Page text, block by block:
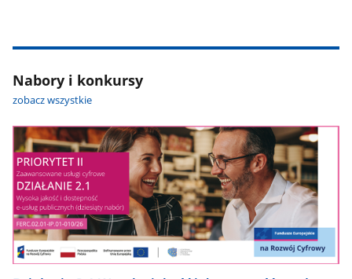
Nabory i konkursy
zobacz wszystkie